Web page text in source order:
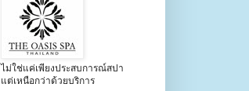
ไม่ใช่แค่เพียงประสบการณ์สปา
แต่เหนือกว่าด้วยบริการ